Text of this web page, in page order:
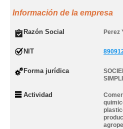
Información de la empresa
Razón Social Perez
NIT
Forma jurídica
Actividad